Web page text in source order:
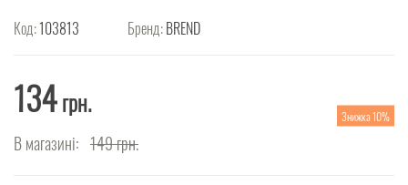
Код:103813 Бренд:BREND
134грн.
В магазині: 149грн.
Знижка 10%